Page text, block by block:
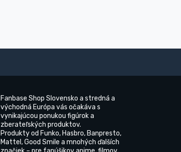
Fanbase Shop Slovensko a stredná a
východná Európa vás očakáva s
vynikajúcou ponukou figúrok a
zberateľských produktov.
Produkty od Funko, Hasbro, Banpresto,
Mattel, Good Smile a mnohých ďalších